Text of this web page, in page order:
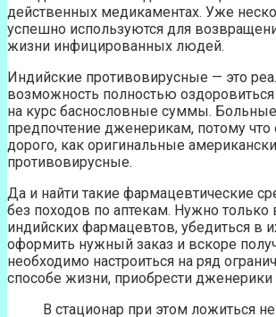
действенных медикаментах. Уже
успешно используются для
жизни инфицированных людей.
Индийские противовирусные — это
возможность полностью оздоровиться
на курс баснословные суммы.
предпочтение дженерикам, потому что
дорого, как оригинальные
противовирусные.
Да и найти такие фармацевтические
без походов по аптекам. Нужно
индийских фармацевтов, убедиться в
оформить нужный заказ и вскоре
необходимо настроиться на ряд
способе жизни, приобрести дженерики
В стационар при этом ложиться